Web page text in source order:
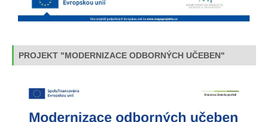
PROJEKT "MODERNIZACE ODBORNÝCH UČEBEN"